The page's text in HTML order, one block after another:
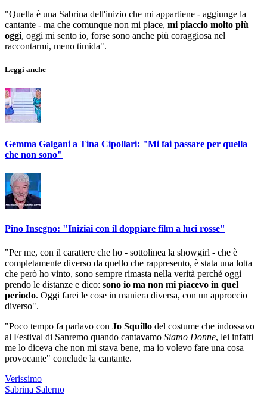
"Quella è una Sabrina dell'inizio che mi appartiene - aggiunge la
cantante - ma che comunque non mi piace, mi piaccio molto più
oggi, oggi mi sento io, forse sono anche più coraggiosa nel
raccontarmi, meno timida".
Leggi anche
Gemma Galgani a Tina Cipollari: "Mi fai passare per quella
che non sono"
Pino Insegno: "Iniziai con il doppiare film a luci rosse"
"Per me, con il carattere che ho - sottolinea la showgirl - che è
completamente diverso da quello che rappresento, è stata una lotta
che però ho vinto, sono sempre rimasta nella verità perché oggi
prendo le distanze e dico: sono io ma non mi piacevo in quel
periodo. Oggi farei le cose in maniera diversa, con un approccio
diverso".
"Poco tempo fa parlavo con Jo Squillo del costume che indossavo
al Festival di Sanremo quando cantavamo Siamo Donne, lei infatti
me lo diceva che non mi stava bene, ma io volevo fare una cosa
provocante" conclude la cantante.
Verissimo
Sabrina Salerno